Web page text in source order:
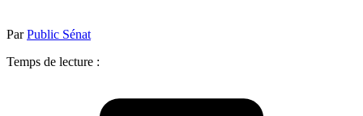
ParPublic Sénat
Temps de lecture :